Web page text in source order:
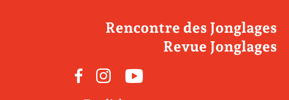
Facebook
Rencontre des Jonglages
Revue Jonglages